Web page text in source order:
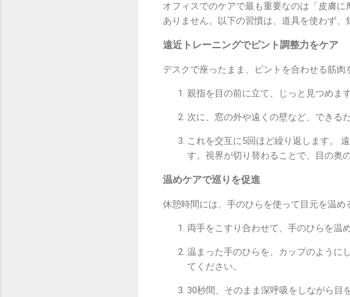
オフィスでのケアで最も重要なのは「皮膚
ありません。以下の習慣は、道具を使わず、
遠近トレーニングでピント調整力をケア
デスクで座ったまま、ピントを合わせる筋肉
親指を目の前に立て、じっと見つめます
次に、窓の外や遠くの壁など、できる
これを交互に5回ほど繰り返します。
す。視界が切り替わることで、目の奥
温めケアで巡りを促進
休憩時間には、手のひらを使って目元を温め
両手をこすり合わせて、手のひらを温め
温まった手のひらを、カップのように
てください。
30秒間、そのまま深呼吸をしながら目